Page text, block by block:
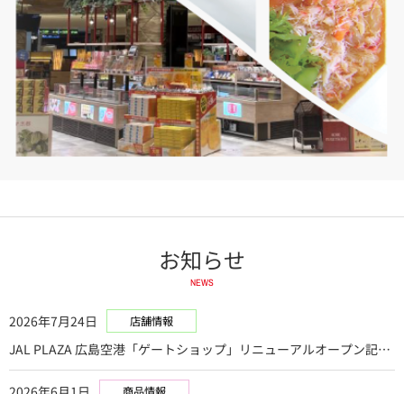
お知らせ
NEWS
2026年7月24日 店舗情報
JAL PLAZA 広島空港「ゲートショップ」リニューアルオープン記念
JAL Payポイントキャンペーンがはじまります